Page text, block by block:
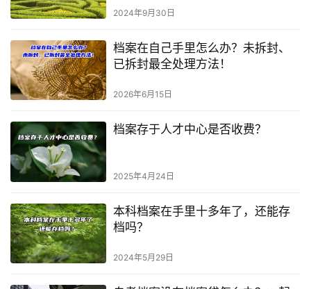
2024年9月30日
档案在自己手里怎么办？未拆封、
已拆封最全处理方法！
2026年6月15日
档案存于人才中心是否收费？
2025年4月24日
本科档案在手里十多年了，还能存
档吗？
2024年5月29日